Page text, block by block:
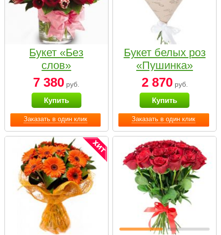
Заказать в один клик
Букет «Без
слов»
7 380 руб.
Купить
Заказать в один клик
Букет белых роз
«Пушинка»
2 870руб.
Купить